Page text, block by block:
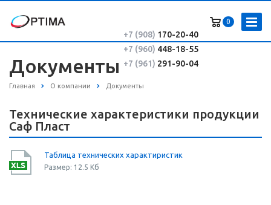
0
+7 (908) 170-20-40
+7 (960) 448-18-55
+7 (961) 291-90-04
Документы
Главная О компании Документы
Технические характеристики продукции
Саф Пласт
Таблица технических характиристик
Размер: 12.5 Кб